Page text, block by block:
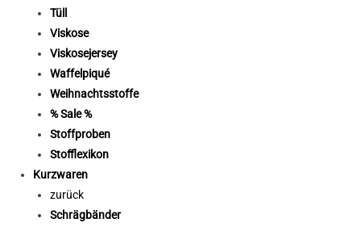
Tüll
Viskose
Viskosejersey
Waffelpiqué
Weihnachtsstoffe
% Sale %
Stoffproben
Stofflexikon
Kurzwaren
zurück
Schrägbänder